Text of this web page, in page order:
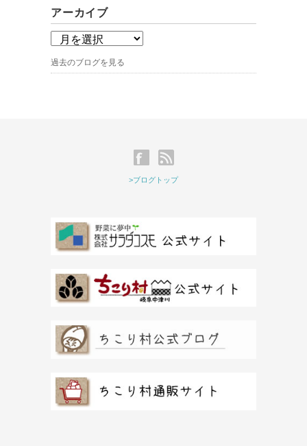
アーカイブ
過去のブログを見る
>ブログトップ